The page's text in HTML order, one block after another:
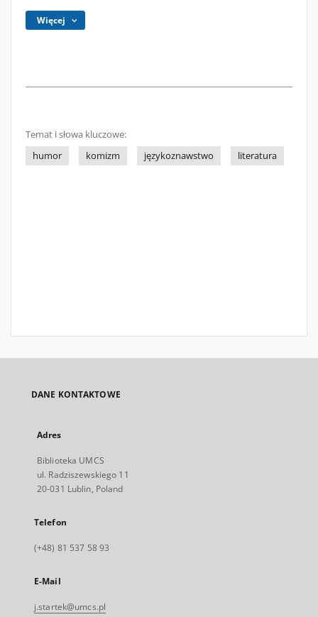
Więcej
Temat i słowa kluczowe:
humor
komizm językoznawstwo literatura
DANE KONTAKTOWE
Adres
Biblioteka UMCS
ul. Radziszewskiego 11
20-031 Lublin, Poland
Telefon
(+48) 81 537 58 93
E-Mail
j.startek@umcs.pl